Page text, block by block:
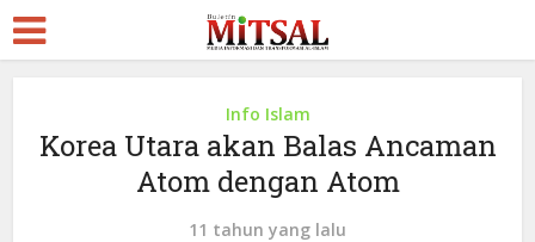
Info Islam
Korea Utara akan Balas Ancaman
Atom dengan Atom
11 tahun yang lalu